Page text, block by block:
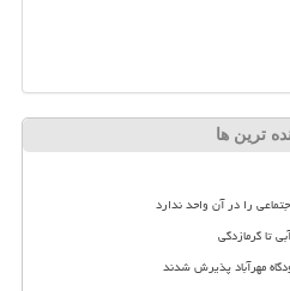
ترین ها
را در آن واحد ندارد
تا گرمازدگی